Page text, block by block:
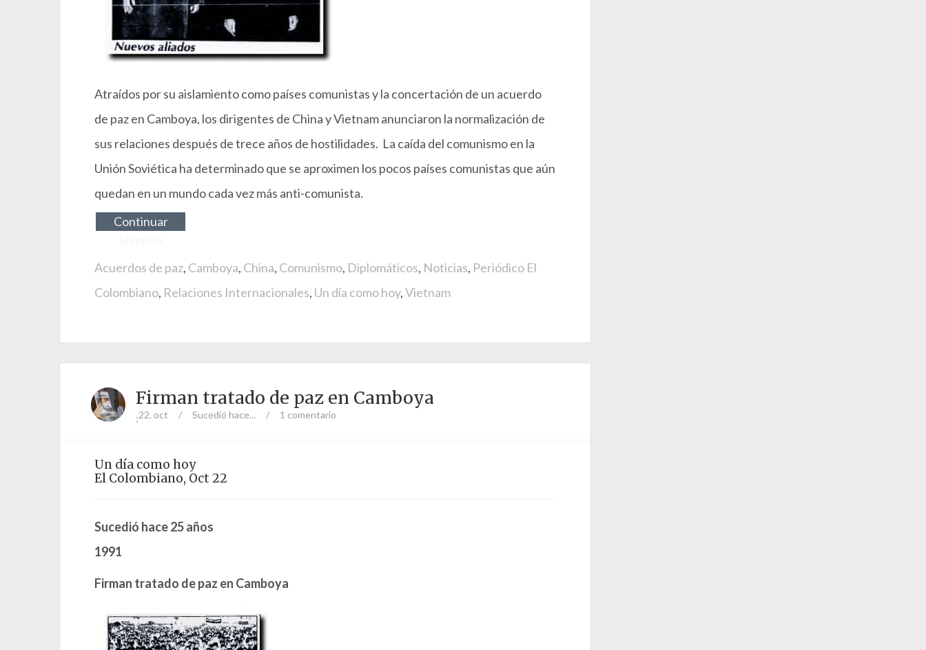
Atraídos por su aislamiento como países comunistas y la concertación de un acuerdo
de paz en Camboya, los dirigentes de China y Vietnam anunciaron la normalización de
sus relaciones después de trece años de hostilidades. La caída del comunismo en la
Unión Soviética ha determinado que se aproximen los pocos países comunistas que aún
quedan en un mundo cada vez más anti-comunista.
Continuar
Acuerdos de paz, Camboya, China, Comunismo, Diplomáticos, Noticias, Periódico El
Colombiano, Relaciones Internacionales, Un día como hoy,Vietnam
Firman tratado de paz en Camboya
;22. oct / Sucedió hace... / 1 comentario
Un día como hoy
El Colombiano, Oct 22
Sucedió hace 25 años
1991
Firman tratado de paz en Camboya